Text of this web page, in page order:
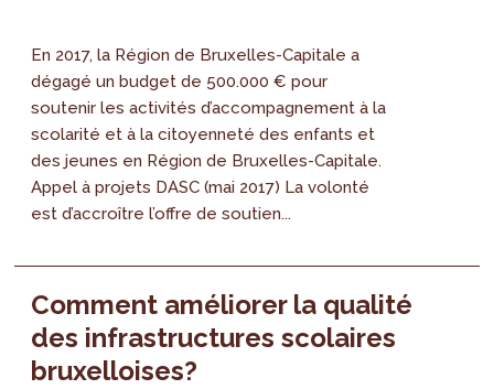
En 2017, la Région de Bruxelles-Capitale a
dégagé un budget de 500.000 € pour
soutenir les activités d’accompagnement à la
scolarité et à la citoyenneté des enfants et
des jeunes en Région de Bruxelles-Capitale.
Appel à projets DASC (mai 2017) La volonté
est d’accroître l’offre de soutien...
Comment améliorer la qualité
des infrastructures scolaires
bruxelloises?